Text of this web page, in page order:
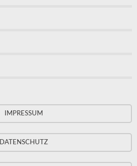
IMPRESSUM
DATENSCHUTZ